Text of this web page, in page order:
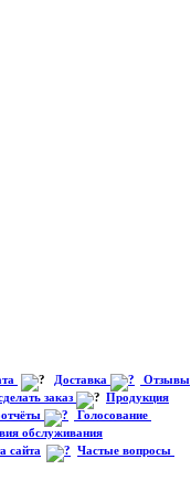
Доставка
Отзывы
заказ
Продукция
Голосование
обслуживания
сайта
Частые вопросы